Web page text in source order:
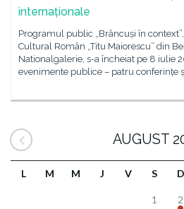
internaționale
Programul public „Brâncuși în
Cultural Român „Titu Maiorescu” din
Nationalgalerie, s-a încheiat pe 8 iulie
evenimente publice – patru conferințe
AUGUST
L M M J V S D
1 2